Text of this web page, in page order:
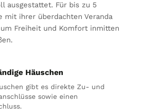
ausgestattet. Für bis zu 5
mit ihrer überdachten Veranda
Freiheit und Komfort inmitten
Häuschen
gibt es direkte Zu- und
sowie einen